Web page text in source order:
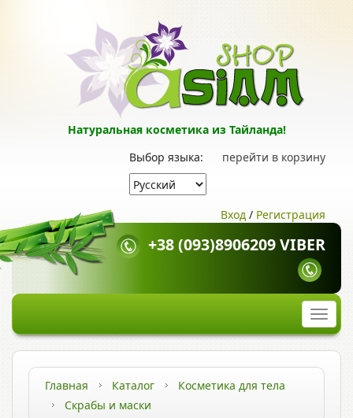
Натуральная косметика из Тайланда!
перейти в корзину
Выбор языка:
Вход / Регистрация
+38 (093)8906209 VIBER
Главная Каталог
Косметика для тела
Скрабы и маски